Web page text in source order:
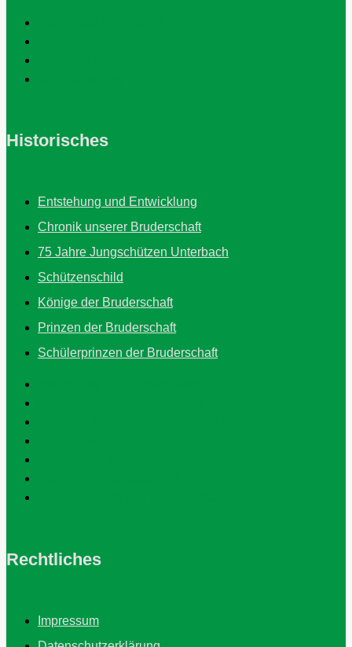
Historisches
Entstehung und Entwicklung
Chronik unserer Bruderschaft
75 Jahre Jungschützen Unterbach
Schützenschild
Könige der Bruderschaft
Prinzen der Bruderschaft
Schülerprinzen der Bruderschaft
Rechtliches
Impressum